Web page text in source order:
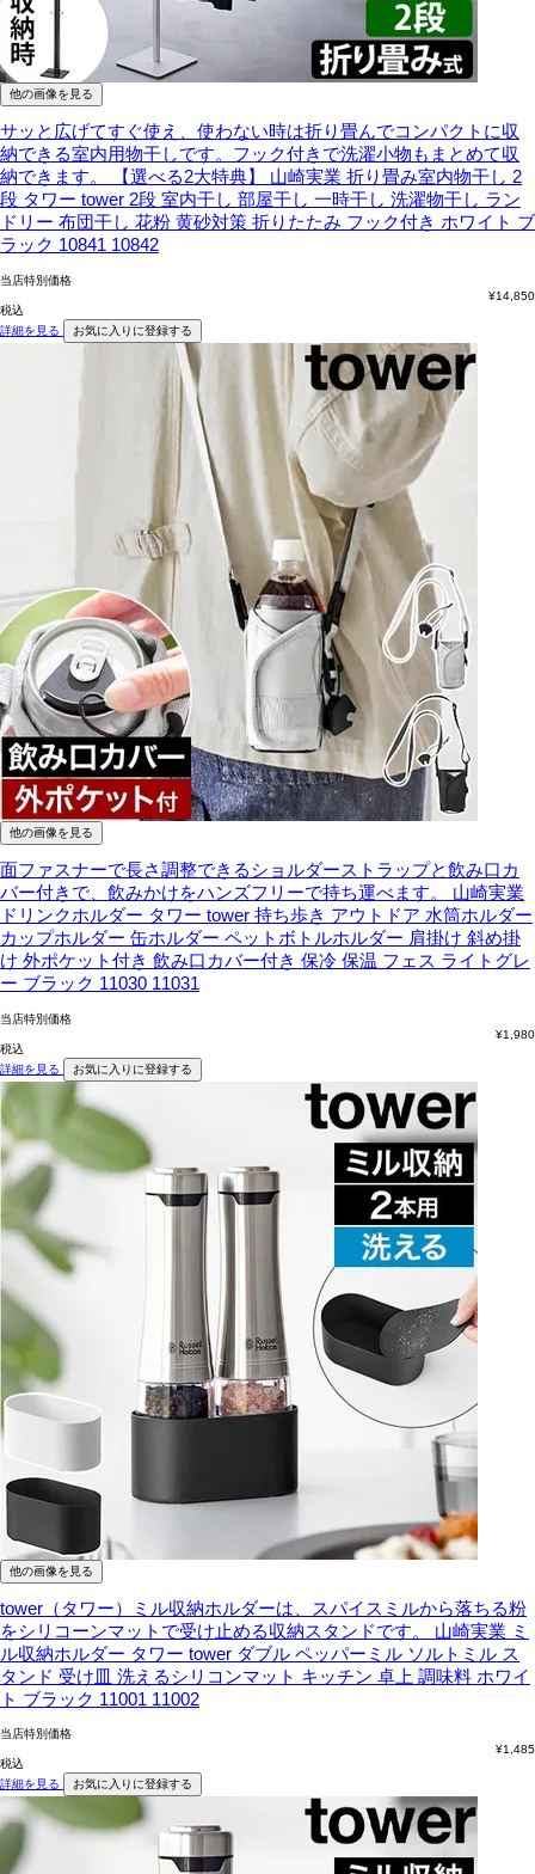
他の画像を見る
サッと広げてすぐ使え、使わない時は折り畳んでコンパクトに収
納できる室内用物干しです。フック付きで洗濯小物もまとめて収
納できます。
【選べる2大特典】 山崎実業 折り畳み室内物干し 2
段 タワー tower 2段 室内干し 部屋干し 一時干し 洗濯物干し ラン
ドリー 布団干し 花粉 黄砂対策 折りたたみ フック付き ホワイト ブ
ラック 10841 10842
当店特別価格
¥14,850
税込
詳細を見る
お気に入りに登録する
他の画像を見る
面ファスナーで長さ調整できるショルダーストラップと飲み口カ
バー付きで、飲みかけをハンズフリーで持ち運べます。
山崎実業
ドリンクホルダー タワー tower 持ち歩き アウトドア 水筒ホルダー
カップホルダー 缶ホルダー ペットボトルホルダー 肩掛け 斜め掛
け 外ポケット付き 飲み口カバー付き 保冷 保温 フェス ライトグレ
ー ブラック 11030 11031
当店特別価格
¥1,980
税込
詳細を見る
お気に入りに登録する
他の画像を見る
tower（タワー）ミル収納ホルダーは、スパイスミルから落ちる粉
をシリコーンマットで受け止める収納スタンドです。
山崎実業 ミ
ル収納ホルダー タワー tower ダブル ペッパーミル ソルトミル ス
タンド 受け皿 洗えるシリコンマット キッチン 卓上 調味料 ホワイ
ト ブラック 11001 11002
当店特別価格
¥1,485
税込
詳細を見る
お気に入りに登録する